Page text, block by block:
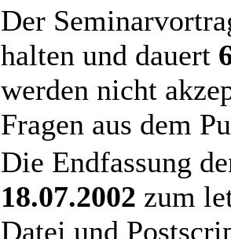
Der
halten und dauert
werden nicht
Fragen aus dem
Die Endfassung
18.07.2002 zum
Datei und